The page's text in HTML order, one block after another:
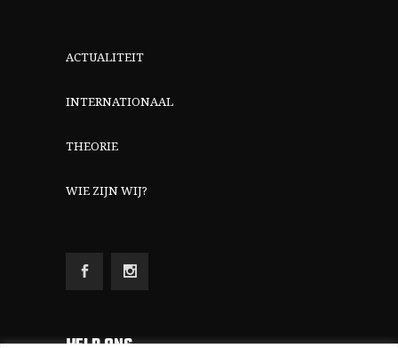
ACTUALITEIT
INTERNATIONAAL
THEORIE
WIE ZIJN WIJ?